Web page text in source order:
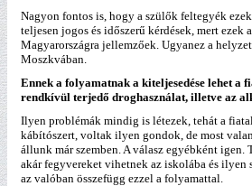
Nagyon fontos is, hogy a szülők feltegyék
teljesen jogos és időszerű kérdések, mert ezek
Magyarországra jellemzőek. Ugyanez a
Moszkvában.
Ennek a folyamatnak a kiteljesedése lehet a
rendkívül terjedő droghasználat, illetve az
Ilyen problémák mindig is létezek, tehát a
kábítószert, voltak ilyen gondok, de most
állunk már szemben. A válasz egyébként igen.
akár fegyvereket vihetnek az iskolába és ilyen
az valóban összefügg ezzel a folyamattal.